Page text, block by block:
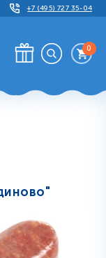
+7 (495) 727 35-04
0